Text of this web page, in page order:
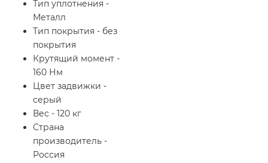
Тип уплотнения -
Металл
Тип покрытия - без
покрытия
Крутящий момент -
160 Нм
Цвет задвижки -
серый
Вес - 120 кг
Страна
производитель -
Россия